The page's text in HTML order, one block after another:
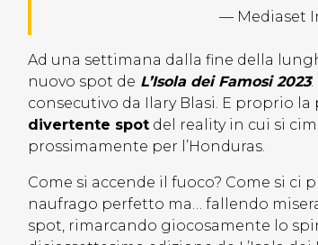
— Mediaset
Ad una settimana dalla fine della
nuovo spot de L’Isola dei Famosi 2023
consecutivo da Ilary Blasi. E proprio
divertente spot del reality in cui si
prossimamente per l’Honduras.
Come si accende il fuoco? Come si ci
naufrago perfetto ma… fallendo
spot, rimarcando giocosamente lo